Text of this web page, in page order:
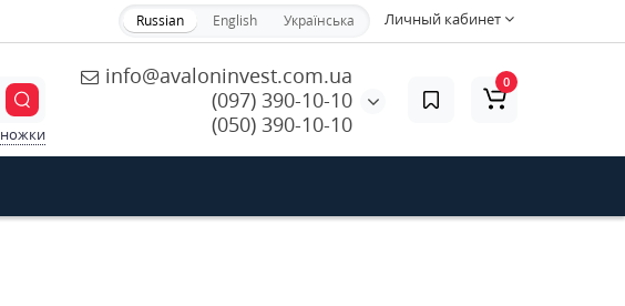
Личный кабинет
Russian English Українська
info@avaloninvest.com.ua
(097) 390-10-10
(050) 390-10-10
ножки
0